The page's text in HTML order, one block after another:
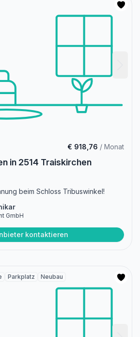
€ 918,76 / Monat
in 2514 Traiskirchen
beim Schloss Tribuswinkel!
GmbH
kontaktieren
Parkplatz Neubau